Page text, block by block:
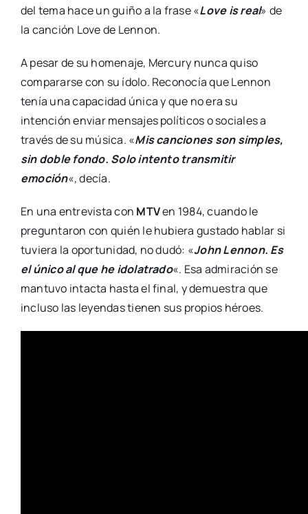
del tema hace un guiño a la frase «Love is real» de
la canción Love de Lennon.
A pesar de su homenaje, Mercury nunca quiso
compararse con su ídolo. Reconocía que Lennon
tenía una capacidad única y que no era su
intención enviar mensajes políticos o sociales a
través de su música. «Mis canciones son simples,
sin doble fondo. Solo intento transmitir
emoción«, decía.
En una entrevista con MTVen 1984, cuando le
preguntaron con quién le hubiera gustado hablar si
tuviera la oportunidad, no dudó: «John Lennon. Es
el único al que he idolatrado«. Esa admiración se
mantuvo intacta hasta el final, y demuestra que
incluso las leyendas tienen sus propios héroes.